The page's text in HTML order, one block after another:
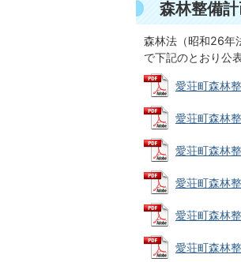
森林整備
森林法（昭和26年
で下記のとおり公
愛荘町森林
愛荘町森林
愛荘町森林
愛荘町森林
愛荘町森林
愛荘町森林